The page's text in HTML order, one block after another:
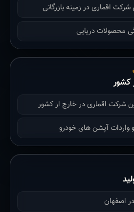
اقماری در زمینه بازرگانی
محصولات دریایی
کشور
شرکت اقماری در خارج از کشور
واردات آپشن های خودرو
در اصفهان